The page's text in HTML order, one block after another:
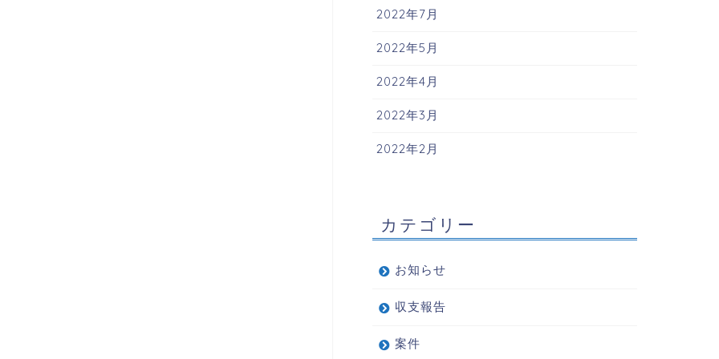
2022年7月
2022年5月
2022年4月
2022年3月
2022年2月
カテゴリー
お知らせ
収支報告
案件